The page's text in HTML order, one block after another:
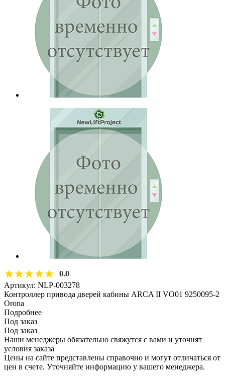
0.0
Артикул: NLP-003278
Контроллер привода дверей кабины ARCA II VO01 9250095-2
Orona
Подробнее
Под заказ
Под заказ
Наши менеджеры обязательно свяжутся с вами и уточнят
условия заказа
Цены на сайте представлены справочно и могут отличаться от
цен в счете. Уточняйте информацию у вашего менеджера.